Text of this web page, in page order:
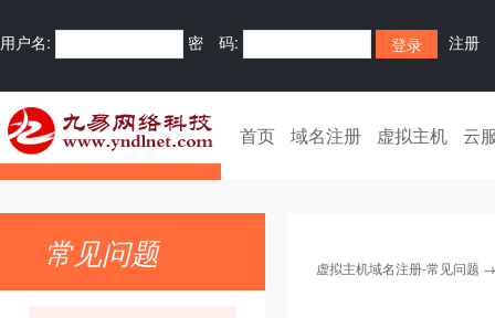
用户名: 密 码: 注册
首页 域名注册 虚拟主机 云
常见问题 虚拟主机域名注册-常见问题